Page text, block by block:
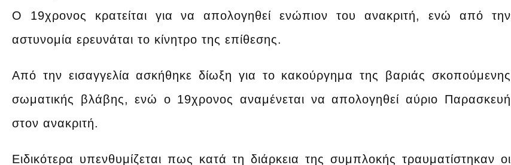
Ο 19χρονος κρατείται για να απολογηθεί ενώπιον του ανακριτή, ενώ από την
αστυνομία ερευνάται το κίνητρο της επίθεσης.
Από την εισαγγελία ασκήθηκε δίωξη για το κακούργημα της βαριάς σκοπούμενης
σωματικής βλάβης, ενώ ο 19χρονος αναμένεται να απολογηθεί αύριο Παρασκευή
στον ανακριτή.
Ειδικότερα υπενθυμίζεται πως κατά τη διάρκεια της συμπλοκής τραυματίστηκαν οι